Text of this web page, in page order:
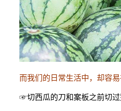
而我们的日常生活中，却容易
☞切西瓜的刀和案板之前切过